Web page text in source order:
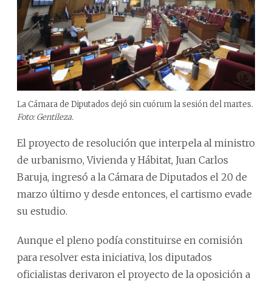
La Cámara de Diputados dejó sin cuórum la sesión del martes.
Foto: Gentileza.
El proyecto de resolución que interpela al ministro
de urbanismo, Vivienda y Hábitat, Juan Carlos
Baruja, ingresó a la Cámara de Diputados el 20 de
marzo último y desde entonces, el cartismo evade
su estudio.
Aunque el pleno podía constituirse en comisión
para resolver esta iniciativa, los diputados
oficialistas derivaron el proyecto de la oposición a